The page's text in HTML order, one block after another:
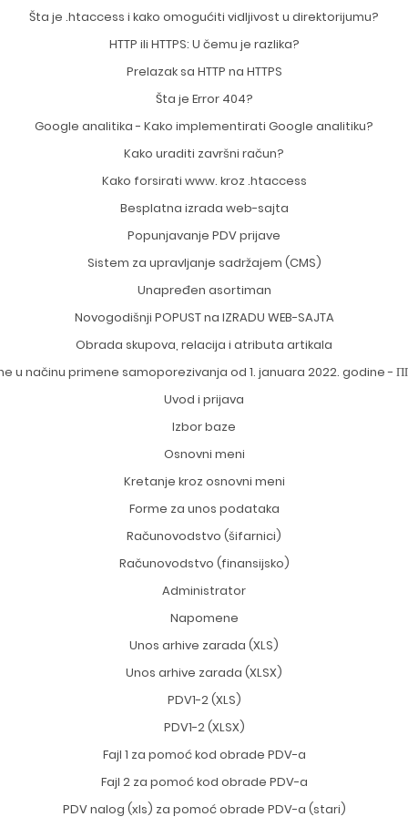
Šta je .htaccess i kako omogućiti vidljivost u direktorijumu?
HTTP ili HTTPS: U čemu je razlika?
Prelazak sa HTTP na HTTPS
Šta je Error 404?
Google analitika - Kako implementirati Google analitiku?
Kako uraditi završni račun?
Kako forsirati www. kroz .htaccess
Besplatna izrada web-sajta
Popunjavanje PDV prijave
Sistem za upravljanje sadržajem (CMS)
Unapređen asortiman
Novogodišnji POPUST na IZRADU WEB-SAJTA
Obrada skupova, relacija i atributa artikala
u načinu primene samoporezivanja od 1. januara 2022. godine -
Uvod i prijava
Izbor baze
Osnovni meni
Kretanje kroz osnovni meni
Forme za unos podataka
Računovodstvo (šifarnici)
Računovodstvo (finansijsko)
Administrator
Napomene
Unos arhive zarada (XLS)
Unos arhive zarada (XLSX)
PDV1-2 (XLS)
PDV1-2 (XLSX)
Fajl 1 za pomoć kod obrade PDV-a
Fajl 2 za pomoć kod obrade PDV-a
PDV nalog (xls) za pomoć obrade PDV-a (stari)